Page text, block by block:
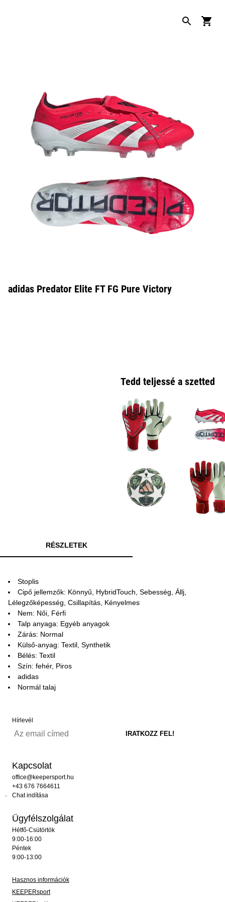
adidas Predator Elite FT FG Pure Victory
Tedd teljessé a szetted
RÉSZLETEK
Stoplis
Cipő jellemzők: Könnyű, HybridTouch, Sebesség, Állj,
Lélegzőképesség, Csillapítás, Kényelmes
Nem: Női, Férfi
Talp anyaga: Egyéb anyagok
Zárás: Normal
Külső-anyag: Textil, Synthetik
Bélés: Textil
Szín: fehér, Piros
adidas
Normál talaj
Hírlevél
Kapcsolat
office@keepersport.hu
+43 676 7664611
Chat indítása
Ügyfélszolgálat
Hétfő-Csütörtök
9:00-16:00
Péntek
9:00-13:00
Hasznos információk
KEEPERsport